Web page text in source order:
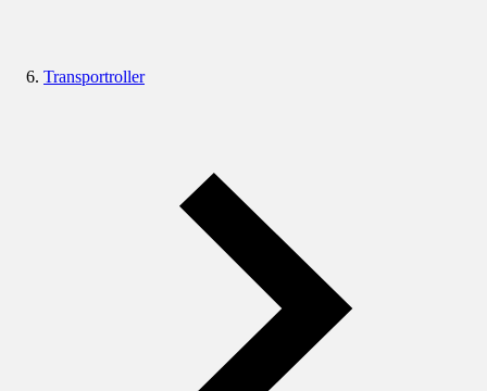
Transportroller